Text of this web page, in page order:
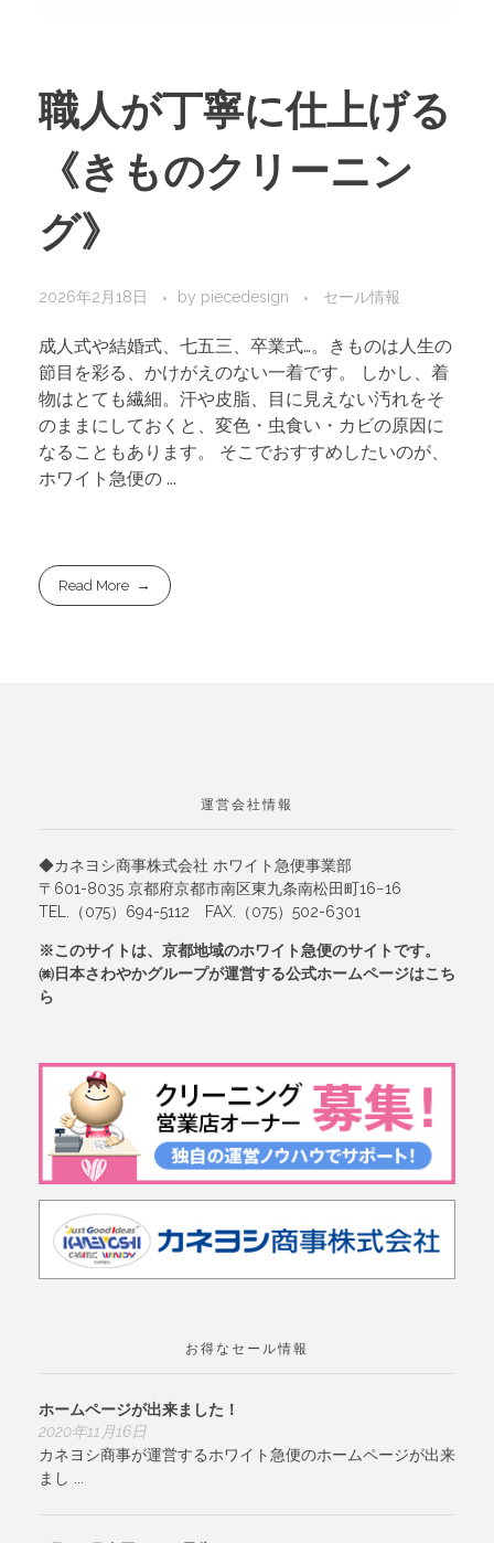
職人が丁寧に仕上げる
《きものクリーニン
グ》
2026年2月18日 by piecedesign セール情報
成人式や結婚式、七五三、卒業式…。きものは人生の
節目を彩る、かけがえのない一着です。 しかし、着
物はとても繊細。汗や皮脂、目に見えない汚れをそ
のままにしておくと、変色・虫食い・カビの原因に
なることもあります。 そこでおすすめしたいのが、
ホワイト急便の ...
Read More
運営会社情報
◆カネヨシ商事株式会社 ホワイト急便事業部
〒601-8035 京都府京都市南区東九条南松田町16−16
TEL.（075）694-5112 FAX.（075）502-6301
※このサイトは、京都地域のホワイト急便のサイトです。
㈱日本さわやかグループが運営する公式ホームページはこち
ら
お得なセール情報
ホームページが出来ました！
2020年11月16日
カネヨシ商事が運営するホワイト急便のホームページが出来
まし ...